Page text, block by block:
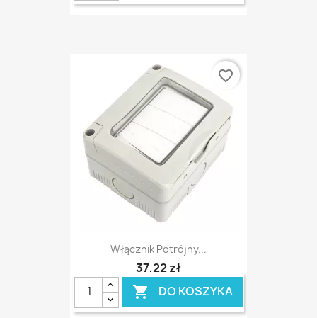
Włącznik Potrójny...
37,22 zł
 DO KOSZYKA
favorite_border